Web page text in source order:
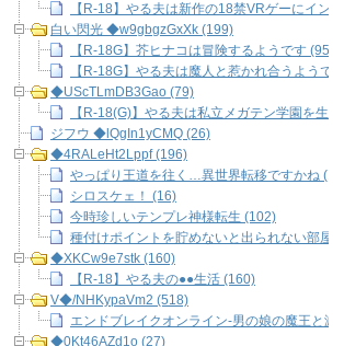
【R-18】やる夫は新作の18禁VRゲーにイン
白い閃光 ◆w9gbgzGxXk (199)
【R-18G】芥ヒナコは冒険するようです (95)
【R-18G】やる夫は魔人と惹かれ合うようです
◆UScTLmDB3Gao (79)
【R-18(G)】やる夫は私立メガテン学園を生
ジフウ ◆lQgIn1yCMQ (26)
◆4RALeHt2Lppf (196)
やっぱり王道を往く…異世界転移ですかね (11)
シロスケェ！ (16)
今時珍しいテンプレ神様転生 (102)
種付けポイントを貯めないと出られない部屋
◆XKCw9e7stk (160)
【R-18】やる夫の●●生活 (160)
V◆/NHKypaVm2 (518)
エンドブレイクオンライン-男の娘の魔王と滅
◆0Kt46AZd1o (27)